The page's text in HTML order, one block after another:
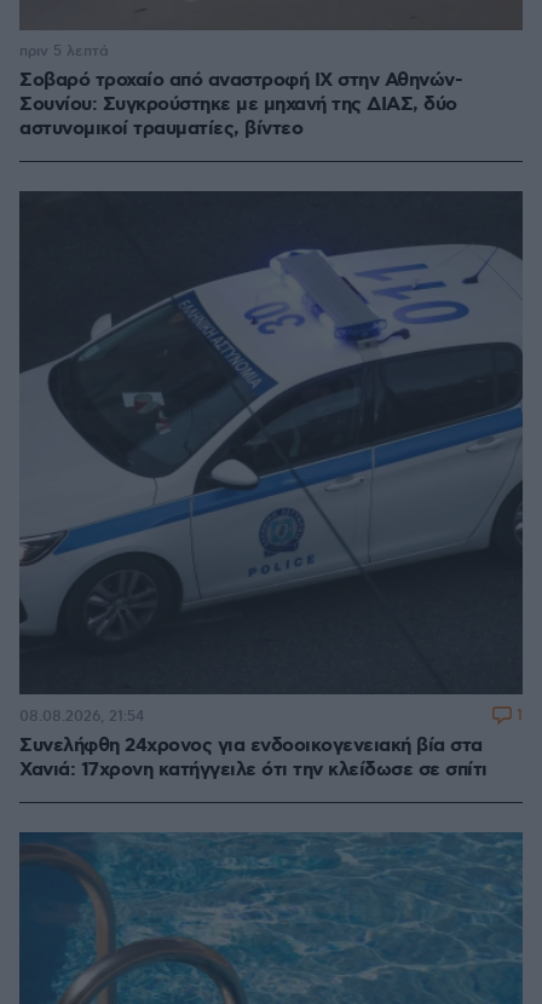
Σοβαρό τροχαίο από αναστροφή ΙΧ στην Αθηνών-
Σουνίου: Συγκρούστηκε με μηχανή της ΔΙΑΣ, δύο
αστυνομικοί τραυματίες, βίντεο
πριν 5 λεπτά
Συνελήφθη 24χρονος για ενδοοικογενειακή βία στα
Χανιά: 17χρονη κατήγγειλε ότι την κλείδωσε σε σπίτι
08.08.2026, 21:54 1